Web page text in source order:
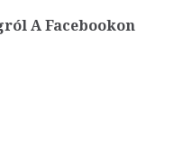
A Facebookon